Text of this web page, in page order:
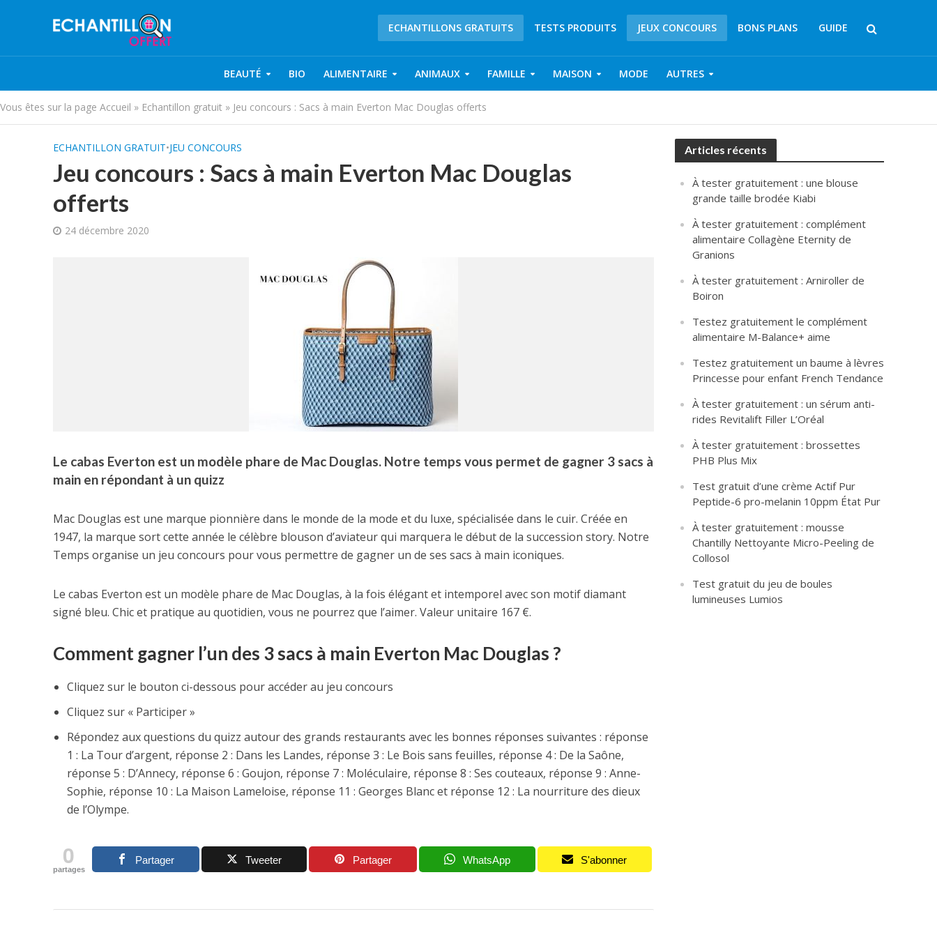
ECHANTILLONS GRATUITS TESTS PRODUITS JEUX CONCOURS BONS PLANS GUIDE
BEAUTÉ BIO ALIMENTAIRE ANIMAUX FAMILLE MAISON MODE AUTRES
Vous êtes sur la page Accueil » Echantillon gratuit » Jeu concours : Sacs à main Everton Mac Douglas offerts
ECHANTILLON GRATUIT•JEU CONCOURS
Jeu concours : Sacs à main Everton Mac Douglas
offerts
24 décembre 2020
Le cabas Everton est un modèle phare de Mac Douglas. Notre temps vous permet de gagner 3 sacs à
main en répondant à un quizz
Mac Douglas est une marque pionnière dans le monde de la mode et du luxe, spécialisée dans le cuir. Créée en
1947, la marque sort cette année le célèbre blouson d’aviateur qui marquera le début de la succession story. Notre
Temps organise un jeu concours pour vous permettre de gagner un de ses sacs à main iconiques.
Le cabas Everton est un modèle phare de Mac Douglas, à la fois élégant et intemporel avec son motif diamant
signé bleu. Chic et pratique au quotidien, vous ne pourrez que l’aimer. Valeur unitaire 167 €.
Comment gagner l’un des 3 sacs à main Everton Mac Douglas ?
Cliquez sur le bouton ci-dessous pour accéder au jeu concours
Cliquez sur « Participer »
Répondez aux questions du quizz autour des grands restaurants avec les bonnes réponses suivantes : réponse
1 : La Tour d’argent, réponse 2 : Dans les Landes, réponse 3 : Le Bois sans feuilles, réponse 4 : De la Saône,
réponse 5 : D’Annecy, réponse 6 : Goujon, réponse 7 : Moléculaire, réponse 8 : Ses couteaux, réponse 9 : Anne-
Sophie, réponse 10 : La Maison Lameloise, réponse 11 : Georges Blanc et réponse 12 : La nourriture des dieux
de l’Olympe.
0
partages
Partager Tweeter Partager WhatsApp S'abonner
Articles récents
À tester gratuitement : une blouse
grande taille brodée Kiabi
À tester gratuitement : complément
alimentaire Collagène Eternity de
Granions
À tester gratuitement : Arniroller de
Boiron
Testez gratuitement le complément
alimentaire M-Balance+ aime
Testez gratuitement un baume à lèvres
Princesse pour enfant French Tendance
À tester gratuitement : un sérum anti-
rides Revitalift Filler L’Oréal
À tester gratuitement : brossettes
PHB Plus Mix
Test gratuit d’une crème Actif Pur
Peptide-6 pro-melanin 10ppm État Pur
À tester gratuitement : mousse
Chantilly Nettoyante Micro-Peeling de
Collosol
Test gratuit du jeu de boules
lumineuses Lumios